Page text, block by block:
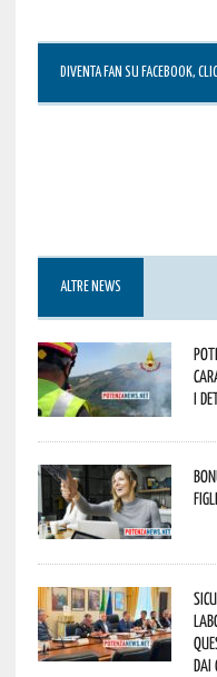
DIVENTA FAN SU FACEBOOK,
ALTRE NEWS
I
dai